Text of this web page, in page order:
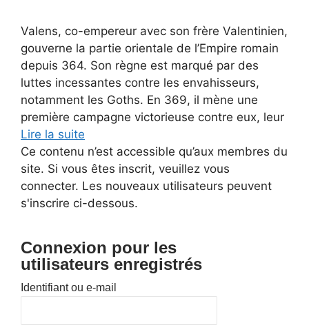
Valens, co-empereur avec son frère Valentinien,
gouverne la partie orientale de l’Empire romain
depuis 364. Son règne est marqué par des
luttes incessantes contre les envahisseurs,
notamment les Goths. En 369, il mène une
première campagne victorieuse contre eux, leur
Lire la suite
Ce contenu n’est accessible qu’aux membres du
site. Si vous êtes inscrit, veuillez vous
connecter. Les nouveaux utilisateurs peuvent
s'inscrire ci-dessous.
Connexion pour les
utilisateurs enregistrés
Identifiant ou e-mail